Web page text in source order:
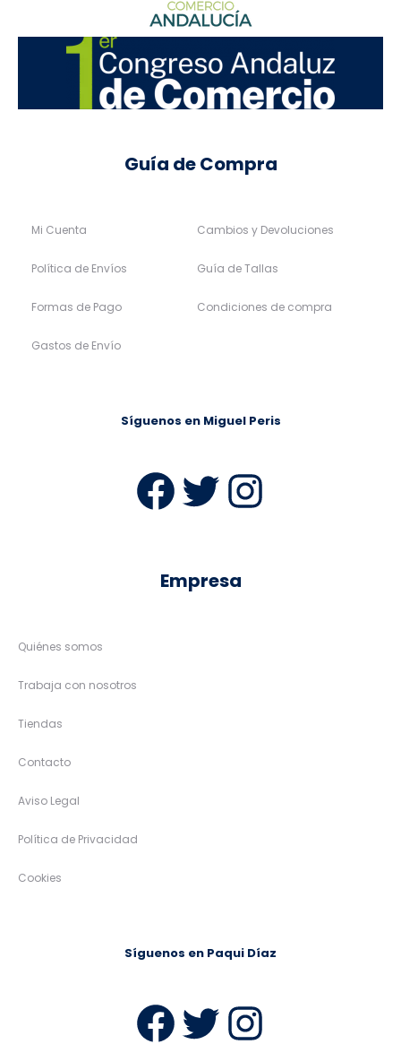
Guía de Compra
Mi Cuenta
Política de Envíos
Formas de Pago
Gastos de Envío
Cambios y Devoluciones
Guía de Tallas
Condiciones de compra
Síguenos en Miguel Peris
Facebook
Twitter
Empresa
Quiénes somos
Trabaja con nosotros
Tiendas
Contacto
Aviso Legal
Política de Privacidad
Cookies
Síguenos en Paqui Díaz
Facebook
Twitter